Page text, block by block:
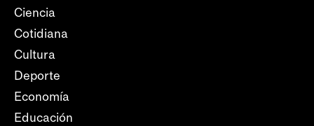
Ciencia
Cotidiana
Cultura
Deporte
Economía
Educación